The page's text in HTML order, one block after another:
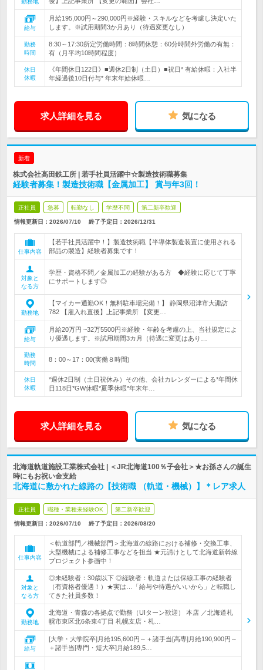
勤務地
給与
月給195,000円～290,000円※経験・スキルなどを考慮し決定いた
します。※試用期間3か月あり（待遇変更なし）
勤務
時間
8:30～17:30所定労働時間：8時間休憩：60分時間外労働の有無：
有（月平均10時間程度）
休日
休暇
《年間休日122日》■週休2日制（土日）■祝日* 有給休暇：入社半
年経過後10日付与* 年末年始休暇…
求人詳細を見る 気になる
新着
株式会社高田鉄工所 | 若手社員活躍中☆製造技術職募集
経験者募集！製造技術職【金属加工】 賞与年3回！
正社員 急募 転勤なし 学歴不問 第二新卒歓迎
情報更新日：2026/07/10 終了予定日： 2026/12/31
仕事内容
【若手社員活躍中！】製造技術職【半導体製造装置に使用される
部品の製造】経験者募集です！
対象と
なる方
学歴・資格不問／金属加工の経験がある方 ◆経験に応じて丁寧
にサポートします◎
勤務地
【マイカー通勤OK！無料駐車場完備！】 静岡県沼津市大諏訪
782 【雇入れ直後】上記事業所 【変更…
給与
月給20万円 ~32万5500円※経験・年齢を考慮の上、当社規定によ
り優遇します。※試用期間3カ月（待遇に変更はあり…
勤務
時間
8：00～17：00(実働８時間)
休日
休暇
*週休2日制（土日祝休み）その他、会社カレンダーによる*年間休
日118日*GW休暇*夏季休暇*年末年…
求人詳細を見る 気になる
北海道軌道施設工業株式会社 | ＜JR北海道100％子会社＞★お孫さんの誕生
時にもお祝い金支給
北海道に敷かれた線路の【技術職 （軌道・機械）】＊レア求人
正社員 職種・業種未経験OK 第二新卒歓迎
情報更新日：2026/07/10 終了予定日： 2026/08/20
仕事内容
＜軌道部門／機械部門＞北海道の線路における補修・交換工事、
大型機械による補修工事などを担当 ★元請けとして北海道新幹線
プロジェクト参画中！
対象と
なる方
◎未経験者：30歳以下 ◎経験者：軌道または保線工事の経験者
（有資格者優遇！）★実は…「給与や待遇がいいから」と転職し
てきた社員多数！
勤務地
北海道・青森の各拠点で勤務（UIターン歓迎） 本店 ／北海道札
幌市東区北6条東4丁目 札幌支店・札…
給与
[大学・大学院卒]月給195,600円～＋諸手当[高専]月給190,900円～
＋諸手当[専門・短大卒]月給189,5…